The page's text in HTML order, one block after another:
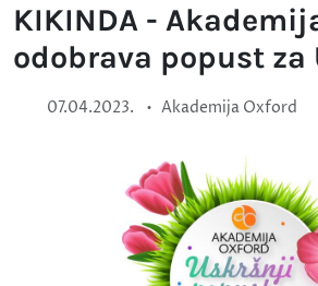
KIKINDA -
odobrava popust za
07.04.2023. • Akademija Oxford